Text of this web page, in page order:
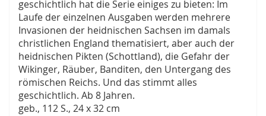
geschichtlich hat die Serie einiges zu bieten: Im
Laufe der einzelnen Ausgaben werden mehrere
Invasionen der heidnischen Sachsen im damals
christlichen England thematisiert, aber auch der
heidnischen Pikten (Schottland), die Gefahr der
Wikinger, Räuber, Banditen, den Untergang des
römischen Reichs. Und das stimmt alles
geschichtlich. Ab 8 Jahren.
geb., 112 S., 24 x 32 cm